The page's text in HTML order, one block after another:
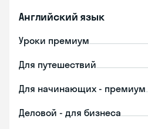
Английский язык
Уроки премиум
Для путешествий
Для начинающих - премиум
Деловой - для бизнеса